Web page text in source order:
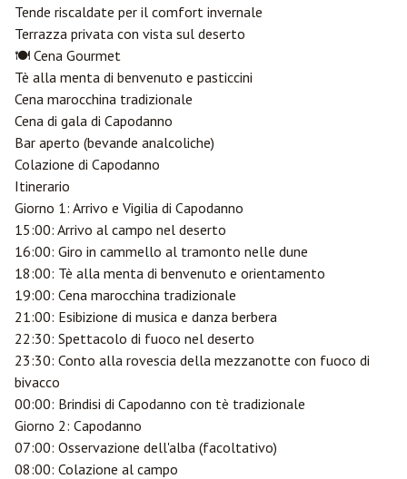
Tende riscaldate per il comfort invernale
Terrazza privata con vista sul deserto
🍽️ Cena Gourmet
Tè alla menta di benvenuto e pasticcini
Cena marocchina tradizionale
Cena di gala di Capodanno
Bar aperto (bevande analcoliche)
Colazione di Capodanno
Itinerario
Giorno 1: Arrivo e Vigilia di Capodanno
15:00: Arrivo al campo nel deserto
16:00: Giro in cammello al tramonto nelle dune
18:00: Tè alla menta di benvenuto e orientamento
19:00: Cena marocchina tradizionale
21:00: Esibizione di musica e danza berbera
22:30: Spettacolo di fuoco nel deserto
23:30: Conto alla rovescia della mezzanotte con fuoco di
bivacco
00:00: Brindisi di Capodanno con tè tradizionale
Giorno 2: Capodanno
07:00: Osservazione dell'alba (facoltativo)
08:00: Colazione al campo